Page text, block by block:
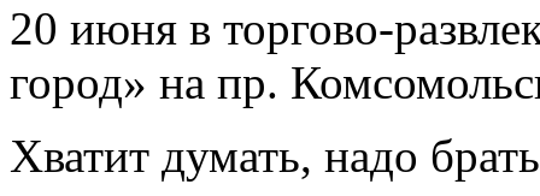
20 июня в торгово-
город» на пр.
Хватит думать, надо